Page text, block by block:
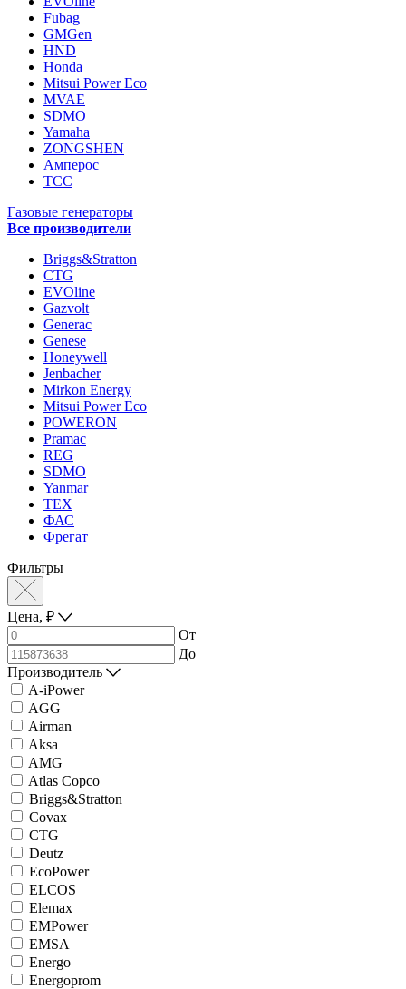
Fubag
GMGen
HND
Honda
Mitsui Power Eco
MVAE
SDMO
Yamaha
ZONGSHEN
Амперос
ТСС
Газовые генераторы
Все производители
Briggs&Stratton
CTG
EVOline
Gazvolt
Generac
Genese
Honeywell
Jenbacher
Mirkon Energy
Mitsui Power Eco
POWERON
Pramac
REG
SDMO
Yanmar
ТЕХ
ФАС
Фрегат
Фильтры
Цена, ₽
От
До
Производитель
A-iPower
AGG
Airman
Aksa
AMG
Atlas Copco
Briggs&Stratton
Covax
CTG
Deutz
EcoPower
ELCOS
Elemax
EMPower
EMSA
Energo
Energoprom